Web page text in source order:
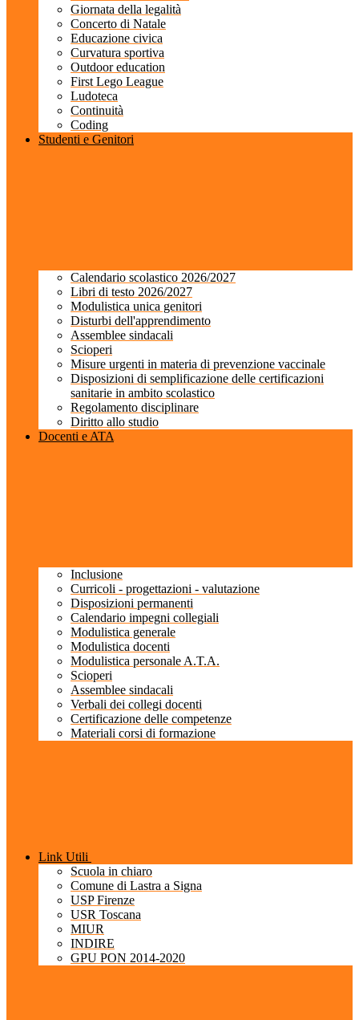
Giornata della legalità
Concerto di Natale
Educazione civica
Curvatura sportiva
Outdoor education
First Lego League
Ludoteca
Continuità
Coding
Studenti e Genitori
Calendario scolastico 2026/2027
Libri di testo 2026/2027
Modulistica unica genitori
Disturbi dell'apprendimento
Assemblee sindacali
Scioperi
Misure urgenti in materia di prevenzione vaccinale
Disposizioni di semplificazione delle certificazioni
sanitarie in ambito scolastico
Regolamento disciplinare
Diritto allo studio
Docenti e ATA
Inclusione
Curricoli - progettazioni - valutazione
Disposizioni permanenti
Calendario impegni collegiali
Modulistica generale
Modulistica docenti
Modulistica personale A.T.A.
Scioperi
Assemblee sindacali
Verbali dei collegi docenti
Certificazione delle competenze
Materiali corsi di formazione
Link Utili
Scuola in chiaro
Comune di Lastra a Signa
USP Firenze
USR Toscana
MIUR
INDIRE
GPU PON 2014-2020